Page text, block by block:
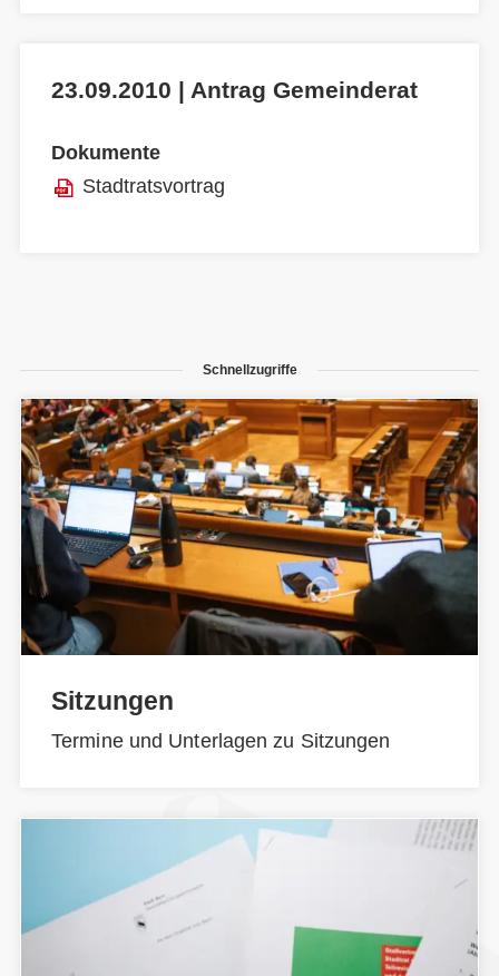
23.09.2010 | Antrag Gemeinderat
Dokumente
Stadtratsvortrag
Schnellzugriffe
Sitzungen
Termine und Unterlagen zu Sitzungen